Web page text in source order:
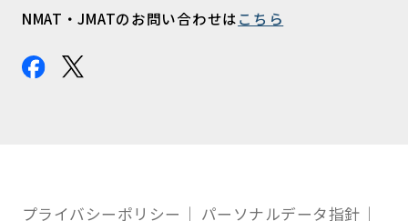
NMAT・JMATのお問い合わせはこちら
プライバシーポリシー パーソナルデータ指針